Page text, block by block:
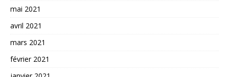
mai 2021
avril 2021
mars 2021
février 2021